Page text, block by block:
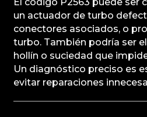
un actuador de turbo
conectores asociados, o
turbo. También podría ser
hollín o suciedad que
Un diagnóstico preciso es
evitar reparaciones